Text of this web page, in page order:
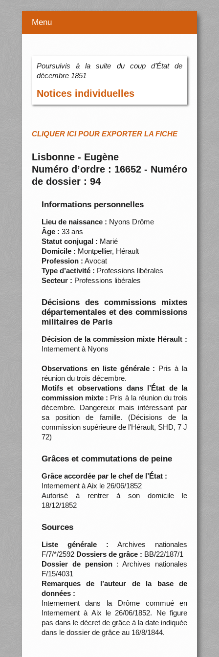
Menu
Poursuivis à la suite du coup d’État de
décembre 1851
Notices individuelles
CLIQUER ICI POUR EXPORTER LA FICHE
Lisbonne - Eugène
Numéro d’ordre : 16652 - Numéro
de dossier : 94
Informations personnelles
Lieu de naissance : Nyons Drôme
Âge : 33 ans
Statut conjugal : Marié
Domicile : Montpellier, Hérault
Profession : Avocat
Type d’activité : Professions libérales
Secteur : Professions libérales
Décisions des commissions mixtes
départementales et des commissions
militaires de Paris
Décision de la commission mixte Hérault :
Internement à Nyons
Observations en liste générale : Pris à la
réunion du trois décembre.
Motifs et observations dans l’État de la
commission mixte : Pris à la réunion du trois
décembre. Dangereux mais intéressant par
sa position de famille. (Décisions de la
commission supérieure de l'Hérault, SHD, 7 J
72)
Grâces et commutations de peine
Grâce accordée par le chef de l’État :
Internement à Aix le 26/06/1852
Autorisé à rentrer à son domicile le
18/12/1852
Sources
Liste générale : Archives nationales
F/7/*/2592 Dossiers de grâce : BB/22/187/1
Dossier de pension: Archives nationales
F/15/4031
Remarques de l’auteur de la base de
données :
Internement dans la Drôme commué en
Internement à Aix le 26/06/1852. Ne figure
pas dans le décret de grâce à la date indiquée
dans le dossier de grâce au 16/8/1844.